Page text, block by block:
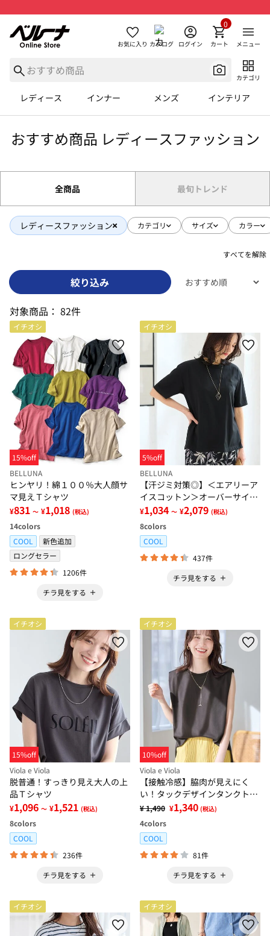
お気に入り カタログ ログイン カート
0
メニュー
カテゴリ
レディース インナー メンズ インテリア
おすすめ商品 レディースファッション
全商品 最旬トレンド
レディースファッション カテゴリ サイズ カラー
すべてを解除
絞り込み
対象商品： 82件
イチオシ
15%off
BELLUNA
ヒンヤリ！綿１００％大人顔サ
マ見えＴシャツ
¥831 ～ ¥1,018 (税込)
14colors
COOL
新色追加
ロングセラー
1206件
チラ見をする
イチオシ
5%off
BELLUNA
【汗ジミ対策◎】＜エアリーア
イスコットン＞オーバーサイズ
Ｔシャツ【選べる袖丈】
¥1,034 ～ ¥2,079 (税込)
8colors
COOL
437件
チラ見をする
イチオシ
15%off
Viola e Viola
脱普通！すっきり見え大人の上
品Ｔシャツ
¥1,096 ～ ¥1,521 (税込)
8colors
COOL
236件
チラ見をする
イチオシ
10%off
Viola e Viola
【接触冷感】脇肉が見えにく
い！タックデザインタンクトッ
プ
¥ 1,490 ¥1,340 (税込)
4colors
COOL
81件
チラ見をする
イチオシ イチオシ